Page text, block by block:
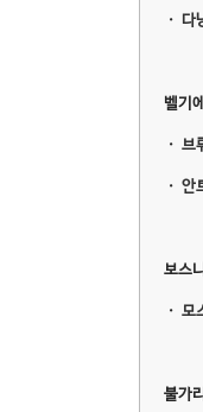
ㆍ 다
벨기
ㆍ 브
ㆍ 안
보스
ㆍ 모
불가